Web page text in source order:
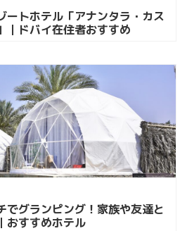
ートホテル「アナンタラ・カス
｜ドバイ在住者おすすめ
でグランピング！家族や友達と
おすすめホテル